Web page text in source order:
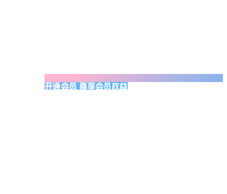
开通会员 尊享会员权益